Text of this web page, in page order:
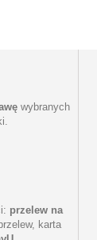
wybranych
przelew na
karta